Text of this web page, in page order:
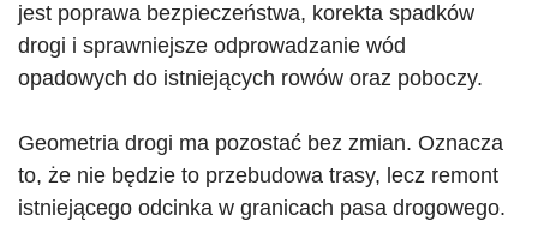
jest poprawa bezpieczeństwa, korekta spadków
drogi i sprawniejsze odprowadzanie wód
opadowych do istniejących rowów oraz poboczy.
Geometria drogi ma pozostać bez zmian. Oznacza
to, że nie będzie to przebudowa trasy, lecz remont
istniejącego odcinka w granicach pasa drogowego.